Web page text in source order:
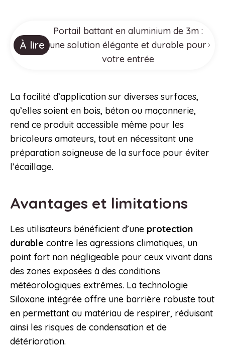
À lire
Portail battant en aluminium de 3m :
une solution élégante et durable pour
votre entrée
La facilité d’application sur diverses surfaces,
qu’elles soient en bois, béton ou maçonnerie,
rend ce produit accessible même pour les
bricoleurs amateurs, tout en nécessitant une
préparation soigneuse de la surface pour éviter
l’écaillage.
Avantages et limitations
Les utilisateurs bénéficient d’une protection
durable contre les agressions climatiques, un
point fort non négligeable pour ceux vivant dans
des zones exposées à des conditions
météorologiques extrêmes. La technologie
Siloxane intégrée offre une barrière robuste tout
en permettant au matériau de respirer, réduisant
ainsi les risques de condensation et de
détérioration.